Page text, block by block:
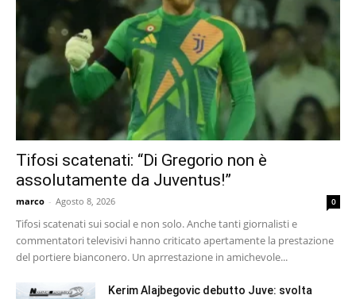
Tifosi scatenati: “Di Gregorio non è
assolutamente da Juventus!”
marco - Agosto 8, 2026 0
Tifosi scatenati sui social e non solo. Anche tanti giornalisti e
commentatori televisivi hanno criticato apertamente la prestazione
del portiere bianconero. Un aprrestazione in amichevole...
Kerim Alajbegovic debutto Juve: svolta